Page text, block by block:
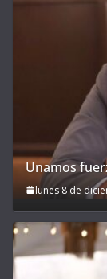
Unamos
lunes 8 de